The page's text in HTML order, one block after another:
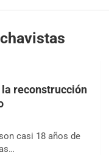
reconstrucción
casi 18 años de